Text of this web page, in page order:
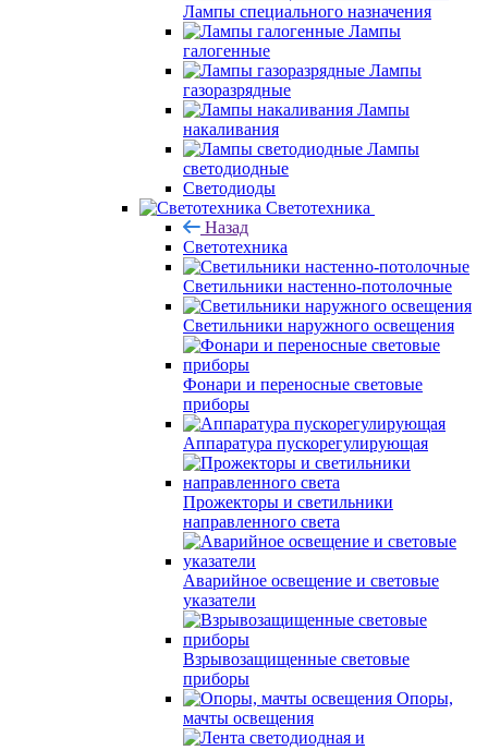
Лампы специального назначения
Лампы
галогенные
Лампы
газоразрядные
Лампы
накаливания
Лампы
светодиодные
Светодиоды
Светотехника
Назад
Светотехника
Светильники настенно-потолочные
Светильники наружного освещения
Фонари и переносные световые
приборы
Аппаратура пускорегулирующая
Прожекторы и светильники
направленного света
Аварийное освещение и световые
указатели
Взрывозащищенные световые
приборы
Опоры,
мачты освещения